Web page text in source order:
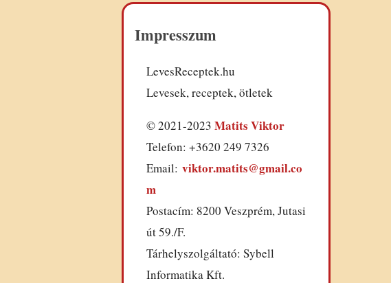
Impresszum
LevesReceptek.hu
Levesek, receptek, ötletek
© 2021-2023 Matits Viktor
Telefon: +3620 249 7326
Email: viktor.matits@gmail.co
m
Postacím: 8200 Veszprém, Jutasi
út 59./F.
Tárhelyszolgáltató: Sybell
Informatika Kft.